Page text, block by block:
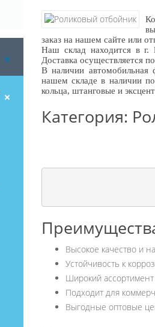
заказ на нашем сайте или
Наш склад находится в г.
Доставка осуществляется
В наличии автомобильная
нашем складе в наличии
кольца, штанговые и
Категория:
Высокое качество и
Устойчивость к
Широкий
Подходит для
Выгодные оптовые